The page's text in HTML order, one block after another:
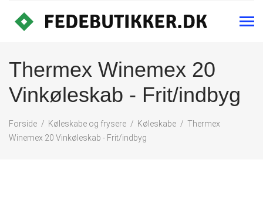
Thermex Winemex 20
Vinkøleskab - Frit/indbyg
Forside Køleskabe og frysere Køleskabe
Thermex
Winemex 20 Vinkøleskab - Frit/indbyg